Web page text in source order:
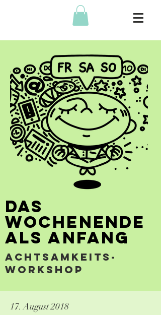
Das
Wochenende
Als Anfang
Achtsamkeits-
Workshop
17. August 2018